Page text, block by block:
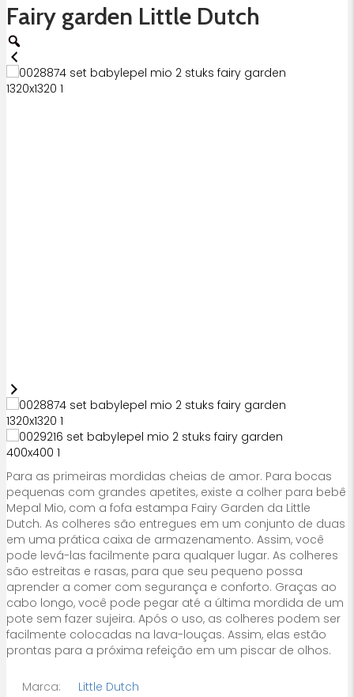
Fairy garden Little Dutch
Para as primeiras mordidas cheias de amor. Para bocas
pequenas com grandes apetites, existe a colher para bebê
Mepal Mio, com a fofa estampa Fairy Garden da Little
Dutch. As colheres são entregues em um conjunto de duas
em uma prática caixa de armazenamento. Assim, você
pode levá-las facilmente para qualquer lugar. As colheres
são estreitas e rasas, para que seu pequeno possa
aprender a comer com segurança e conforto. Graças ao
cabo longo, você pode pegar até a última mordida de um
pote sem fazer sujeira. Após o uso, as colheres podem ser
facilmente colocadas na lava-louças. Assim, elas estão
prontas para a próxima refeição em um piscar de olhos.
Marca:
Little Dutch